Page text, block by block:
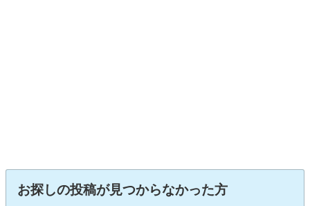
お探しの投稿が見つからなかった方